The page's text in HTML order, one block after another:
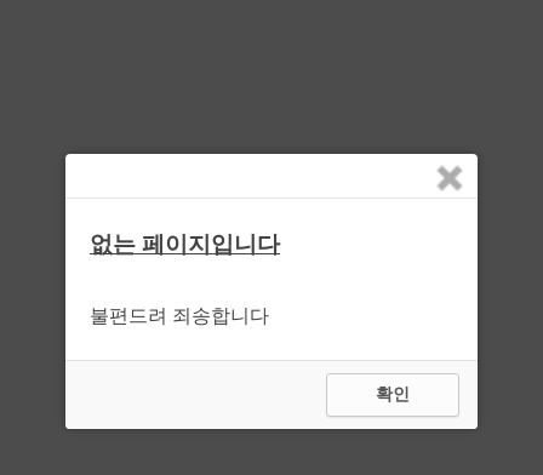
없는 페이지입니다
불편드려 죄송합니다
확인